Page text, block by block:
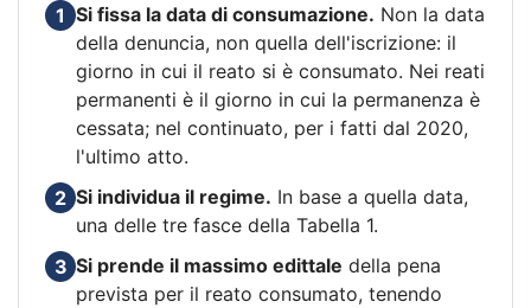
1 Si fissa la data di consumazione. Non la data
della denuncia, non quella dell'iscrizione: il
giorno in cui il reato si è consumato. Nei reati
permanenti è il giorno in cui la permanenza è
cessata; nel continuato, per i fatti dal 2020,
l'ultimo atto.
2 Si individua il regime. In base a quella data,
una delle tre fasce della Tabella 1.
3 Si prende il massimo edittale della pena
prevista per il reato consumato, tenendo